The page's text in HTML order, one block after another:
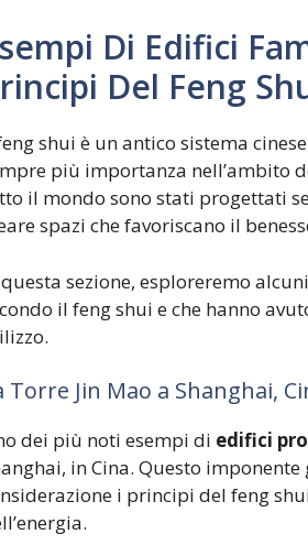
Di Edifici
Del Feng
shui è un antico sistema
più importanza nell’ambito
il mondo sono stati progettati
spazi che favoriscano il
sezione, esploreremo
il feng shui e che hanno
Torre Jin Mao a Shanghai,
dei più noti esempi di edifici
in Cina. Questo
i principi del feng